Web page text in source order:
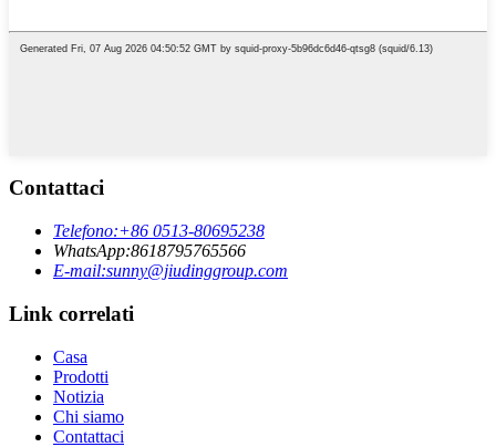
Contattaci
Telefono:+86 0513-80695238
WhatsApp:8618795765566
E-mail:sunny@jiudinggroup.com
Link correlati
Casa
Prodotti
Notizia
Chi siamo
Contattaci